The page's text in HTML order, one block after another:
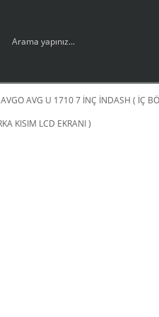
AVGO AVG U 1710 7 İNÇ İNDASH ( İÇ